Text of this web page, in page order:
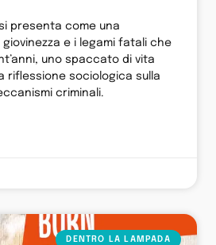
presenta come una
giovinezza e i legami fatali che
uno spaccato di vita
riflessione sociologica sulla
criminali.
DENTRO LA LAMPADA